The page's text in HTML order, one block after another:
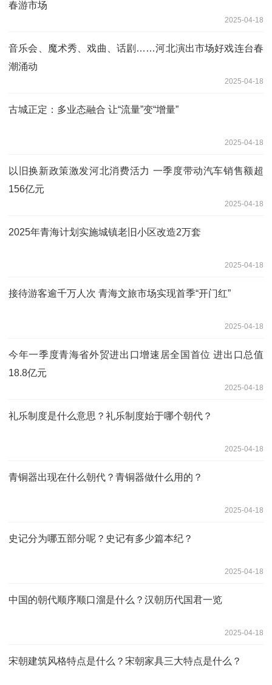
春游市场
2025-04-18
音乐会、魔术秀、戏曲、话剧……河北演出市场好戏连台春
潮涌动
2025-04-18
古城正定：多业态融合 让“流量”变“增量”
2025-04-18
以旧换新政策激发河北消费活力 一季度带动汽车销售额超
156亿元
2025-04-18
2025年青海计划实施城镇老旧小区改造2万套
2025-04-18
接待游客逾千万人次 青海文旅市场实现首季“开门红”
2025-04-18
今年一季度青海省外贸进出口增速居全国首位 进出口总值
18.8亿元
2025-04-18
礼乐制度是什么意思？礼乐制度始于哪个朝代？
2025-04-18
青铜器出现在什么朝代？青铜器做什么用的？
2025-04-18
史记分为哪五部分呢？史记有多少篇本纪？
2025-04-18
中国的朝代顺序顺口溜是什么？汉朝历代国君一览
2025-04-18
宋朝建筑风格特点是什么？宋朝家具三大特点是什么？